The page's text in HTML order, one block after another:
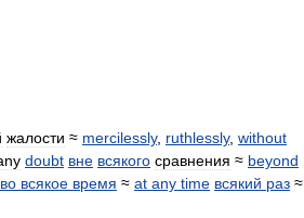
жалости ≈ mercilessly, ruthlessly, without
doubt вне всякого сравнения ≈ beyond
во всякое время ≈ at any time всякий раз ≈